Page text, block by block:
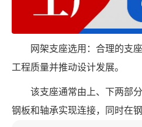
网架支座选用：合理的支
工程质量并推动设计发展。
该支座通常由上、下两部
钢板和轴承实现连接，同时在